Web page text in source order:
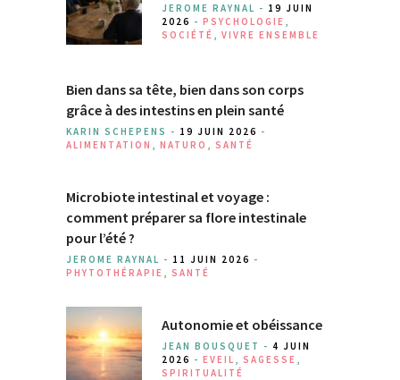
JEROME RAYNAL - 19 JUIN
2026 - PSYCHOLOGIE ,
SOCIÉTÉ , VIVRE ENSEMBLE
Bien dans sa tête, bien dans son corps
grâce à des intestins en plein santé
KARIN SCHEPENS - 19 JUIN 2026 -
ALIMENTATION , NATURO , SANTÉ
Microbiote intestinal et voyage :
comment préparer sa flore intestinale
pour l’été ?
JEROME RAYNAL - 11 JUIN 2026 -
PHYTOTHÉRAPIE , SANTÉ
Autonomie et obéissance
JEAN BOUSQUET - 4 JUIN
2026 - EVEIL , SAGESSE ,
SPIRITUALITÉ